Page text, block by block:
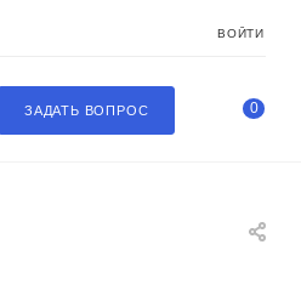
ВОЙТИ
ЗАДАТЬ ВОПРОС 0